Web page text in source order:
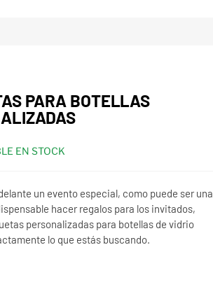
PARA BOTELLAS
EN STOCK
un evento especial, como puede ser una
hacer regalos para los invitados,
personalizadas para botellas de vidrio
lo que estás buscando.